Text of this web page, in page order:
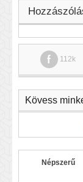
112k
Kövess
Népszerű